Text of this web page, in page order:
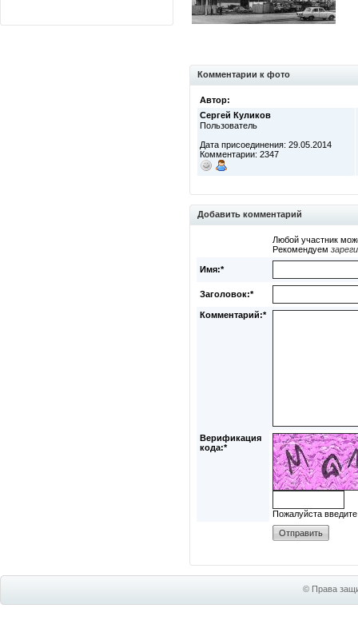
Комментарии к фото
Автор:
Сергей Куликов
Пользователь
Дата присоединения: 29.05.2014
Комментарии: 2347
Добавить комментарий
Любой участник
Рекомендуем
Имя:*
Заголовок:*
Комментарий:*
Верификация
кода:*
Пожалуйста
© Права